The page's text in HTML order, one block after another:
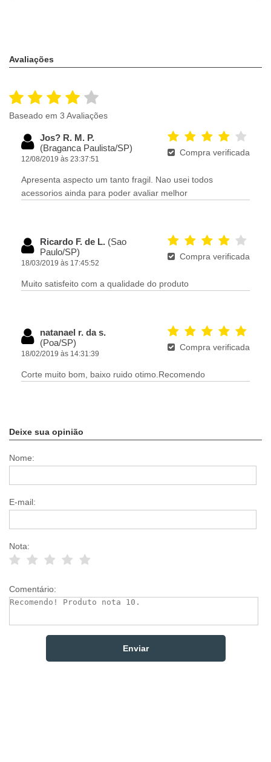
Avaliações
Baseado em 3 Avaliações
Jos? R. M. P.
(Braganca Paulista/SP)
12/08/2019 às 23:37:51
Compra verificada
Apresenta aspecto um tanto fragil. Nao usei todos
acessorios ainda para poder avaliar melhor
Ricardo F. de L. (Sao
Paulo/SP)
18/03/2019 às 17:45:52
Compra verificada
Muito satisfeito com a qualidade do produto
natanael r. da s.
(Poa/SP)
18/02/2019 às 14:31:39
Compra verificada
Corte muito bom, baixo ruido otimo.Recomendo
Deixe sua opinião
Nome:
E-mail:
Nota:
Comentário: